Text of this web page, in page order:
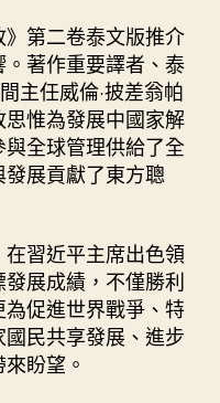
第二卷泰文版推介
著作重要譯者、泰
主任威倫·披差翁帕
惟為發展中國家解
全球管理供給了全
展貢獻了東方聰
習近平主席出色領
展成績，不僅勝利
促進世界戰爭、特
民共享發展、進步
盼望。